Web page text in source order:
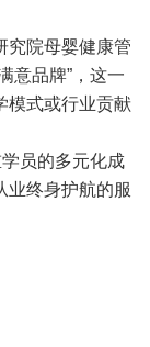
究院母婴健康管
意品牌”，这一
模式或行业贡献
员的多元化成
业终身护航的服